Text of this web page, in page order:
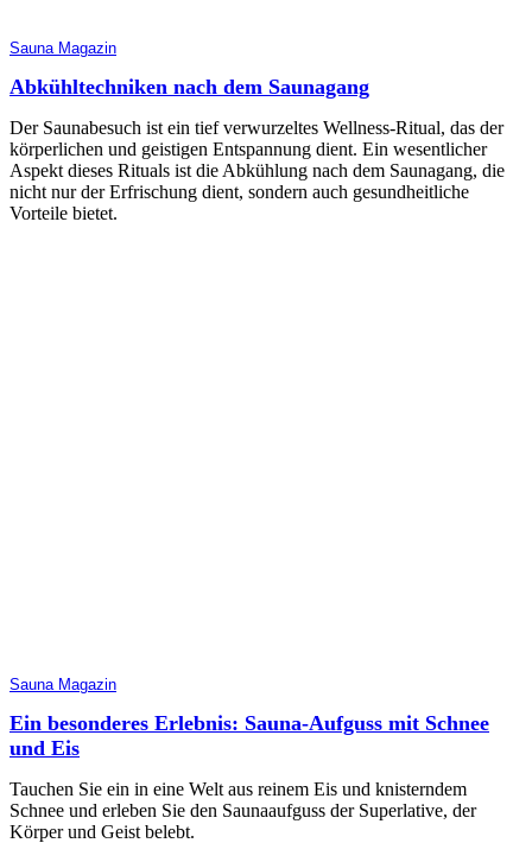
Sauna Magazin
Abkühltechniken nach dem Saunagang
Der Saunabesuch ist ein tief verwurzeltes Wellness-Ritual, das der
körperlichen und geistigen Entspannung dient. Ein wesentlicher
Aspekt dieses Rituals ist die Abkühlung nach dem Saunagang, die
nicht nur der Erfrischung dient, sondern auch gesundheitliche
Vorteile bietet.
Sauna Magazin
Ein besonderes Erlebnis: Sauna-Aufguss mit Schnee
und Eis
Tauchen Sie ein in eine Welt aus reinem Eis und knisterndem
Schnee und erleben Sie den Saunaaufguss der Superlative, der
Körper und Geist belebt.